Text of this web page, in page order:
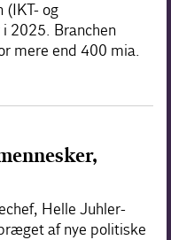
(IKT- og
2025. Branchen
mere end 400 mia.
Helle Juhler-
af nye politiske